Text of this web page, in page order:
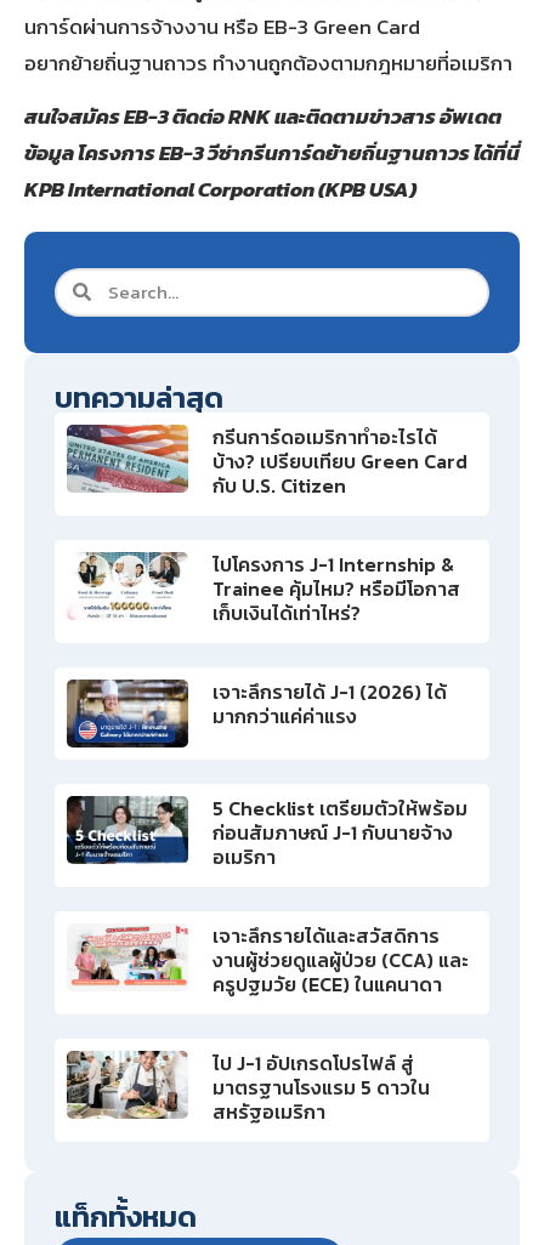
นการ์ดผ่านการจ้างงาน หรือ EB-3 Green Card
อยากย้ายถิ่นฐานถาวร ทำงานถูกต้องตามกฎหมายที่อเมริกา
สนใจสมัคร EB-3 ติดต่อ RNK และติดตามข่าวสาร อัพเดต
ข้อมูล โครงการ EB-3 วีซ่ากรีนการ์ดย้ายถิ่นฐานถาวร ได้ที่นี่
KPB International Corporation (KPB USA)
บทความล่าสุด
กรีนการ์ดอเมริกาทำอะไรได้
บ้าง? เปรียบเทียบ Green Card
กับ U.S. Citizen
ไปโครงการ J-1 Internship &
Trainee คุ้มไหม? หรือมีโอกาส
เก็บเงินได้เท่าไหร่?
เจาะลึกรายได้ J-1 (2026) ได้
มากกว่าแค่ค่าแรง
5 Checklist เตรียมตัวให้พร้อม
ก่อนสัมภาษณ์ J-1 กับนายจ้าง
อเมริกา
เจาะลึกรายได้และสวัสดิการ
งานผู้ช่วยดูแลผู้ป่วย (CCA) และ
ครูปฐมวัย (ECE) ในแคนาดา
ไป J-1 อัปเกรดโปรไฟล์ สู่
มาตรฐานโรงแรม 5 ดาวใน
สหรัฐอเมริกา
แท็กทั้งหมด